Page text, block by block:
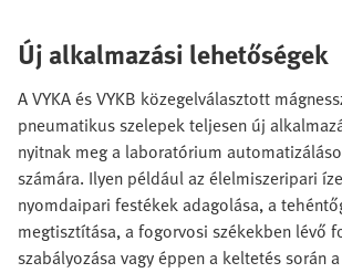
Új alkalmazási lehetőségek
A VYKA és VYKB közegelválasztott
pneumatikus szelepek teljesen új
nyitnak meg a laboratórium
számára. Ilyen például az élelmiszeripari
nyomdaipari festékek adagolása, a
megtisztítása, a fogorvosi székekben lévő
szabályozása vagy éppen a keltetés során